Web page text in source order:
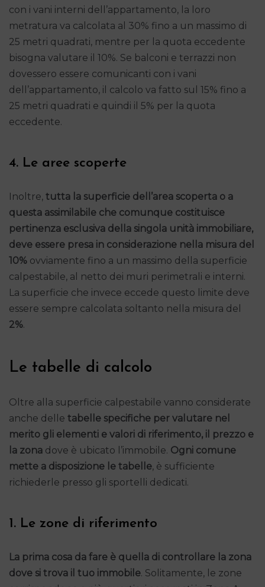
con i vani interni dell’appartamento, la loro
metratura va calcolata al 30% fino a un massimo di
25 metri quadrati, mentre per la quota eccedente
bisogna valutare il 10%. Se balconi e terrazzi non
dovessero essere comunicanti con i vani
dell’appartamento, il calcolo va fatto sul 15% fino a
25 metri quadrati e quindi il 5% per la quota
eccedente.
4. Le aree scoperte
Inoltre, tutta la superficie dell’area scoperta o a
questa assimilabile che comunque costituisce
pertinenza esclusiva della singola unità immobiliare,
deve essere presa in considerazione nella misura del
10% ovviamente fino a un massimo della superficie
calpestabile, al netto dei muri perimetrali e interni.
La superficie che invece eccede questo limite deve
essere sempre calcolata soltanto nella misura del
2%.
Le tabelle di calcolo
Oltre alla superficie calpestabile vanno considerate
anche delle tabelle specifiche per valutare nel
merito gli elementi e valori di riferimento, il prezzo e
la zona dove è ubicato l’immobile. Ogni comune
mette a disposizione le tabelle, è sufficiente
richiederle presso gli sportelli dedicati.
1. Le zone di riferimento
La prima cosa da fare è quella di controllare la zona
dove si trova il tuo immobile. Solitamente, le zone